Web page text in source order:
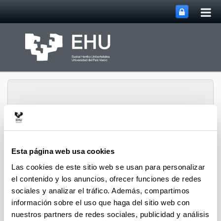
Esta página web usa cookies
Las cookies de este sitio web se usan para personalizar
el contenido y los anuncios, ofrecer funciones de redes
sociales y analizar el tráfico. Además, compartimos
información sobre el uso que haga del sitio web con
nuestros partners de redes sociales, publicidad y análisis
Coronavirus o COVID-19
Resoluciones relativas a
temas académicos